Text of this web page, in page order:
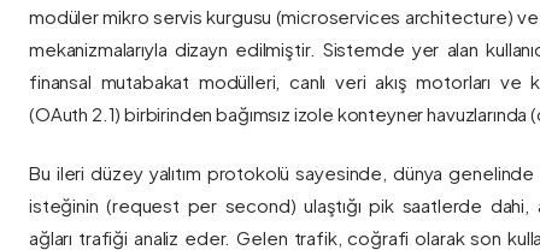
modüler mikro servis kurgusu (microservices architecture)
mekanizmalarıyla dizayn edilmiştir. Sistemde yer alan
finansal mutabakat modülleri, canlı veri akış motorları ve
(OAuth 2.1) birbirinden bağımsız izole konteyner havuzlarında
Bu ileri düzey yalıtım protokolü sayesinde, dünya genelinde
isteğinin (request per second) ulaştığı pik saatlerde dahi,
ağları trafiği analiz eder. Gelen trafik, coğrafi olarak son